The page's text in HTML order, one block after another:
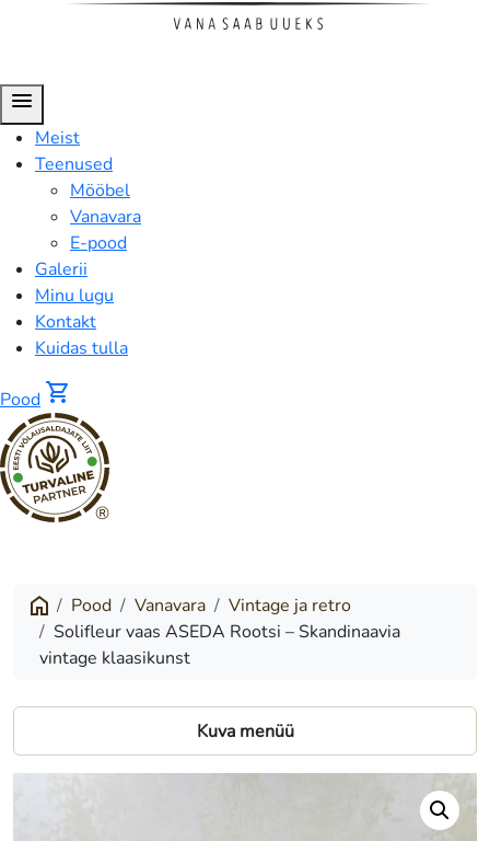
menu
Meist
Teenused
Mööbel
Vanavara
E-pood
Galerii
Minu lugu
Kontakt
Kuidas tulla
Pood shopping_cart
®
ASEDA
Rootsi
Skandinaavia
vintage
klaasikunst
Pood Vanavara
Vintage ja retro
Solifleur vaas ASEDA Rootsi – Skandinaavia
vintage klaasikunst
Kuva menüü